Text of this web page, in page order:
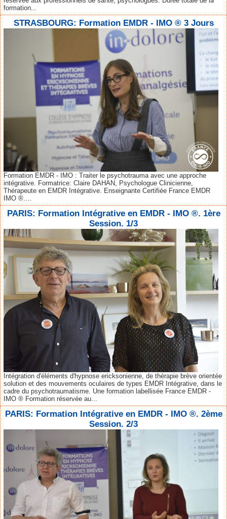
formation...
STRASBOURG: Formation EMDR - IMO ® 3 Jours
Formation EMDR - IMO : Traiter le psychotrauma avec une approche
intégrative. Formatrice: Claire DAHAN, Psychologue Clinicienne,
Thérapeute en EMDR Intégrative. Enseignante Certifiée France EMDR
IMO ®....
PARIS: Formation Intégrative en EMDR - IMO ®. 1ère
Session. 1/3
Intégration d'éléments d'hypnose ericksonienne, de thérapie brève orientée
solution et des mouvements oculaires de types EMDR Intégrative, dans le
cadre du psychotraumatisme. Une formation labellisée France EMDR -
IMO ® Formation réservée au...
PARIS: Formation Intégrative en EMDR - IMO ®. 2ème
Session. 2/3